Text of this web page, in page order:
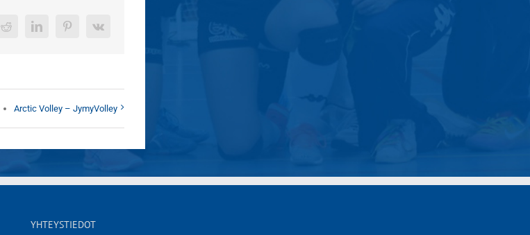
Reddit LinkedInPinterest
Vk
Arctic Volley – JymyVolley
YHTEYSTIEDOT